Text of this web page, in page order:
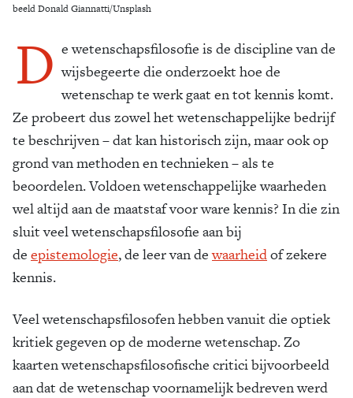
beeld Donald Giannatti/Unsplash
D e wetenschapsfilosofie is de discipline van de
wijsbegeerte die onderzoekt hoe de
wetenschap te werk gaat en tot kennis komt.
Ze probeert dus zowel het wetenschappelijke bedrijf
te beschrijven – dat kan historisch zijn, maar ook op
grond van methoden en technieken – als te
beoordelen. Voldoen wetenschappelijke waarheden
wel altijd aan de maatstaf voor ware kennis? In die zin
sluit veel wetenschapsfilosofie aan bij
de epistemologie, de leer van dewaarheidof zekere
kennis.
Veel wetenschapsfilosofen hebben vanuit die optiek
kritiek gegeven op de moderne wetenschap. Zo
kaarten wetenschapsfilosofische critici bijvoorbeeld
aan dat de wetenschap voornamelijk bedreven werd